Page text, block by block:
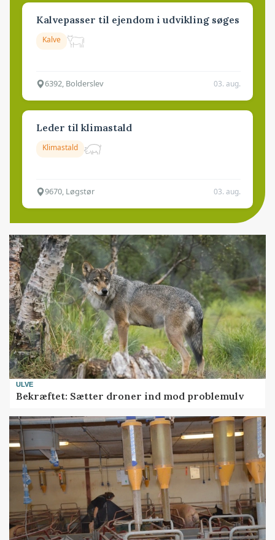
Kalvepasser til ejendom i udvikling søges
Kalve
6392, Bolderslev 03. aug.
Leder til klimastald
Klimastald
9670, Løgstør 03. aug.
ULVE
Bekræftet: Sætter droner ind mod problemulv